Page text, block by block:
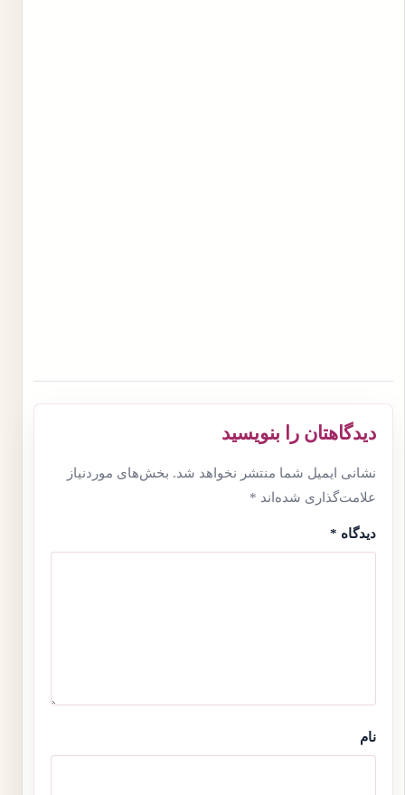
دیدگاهتان را بنویسید
نشانی ایمیل شما منتشر نخواهد شد. بخش‌های موردنیاز
علامت‌گذاری شده‌اند *
دیدگاه *
نام